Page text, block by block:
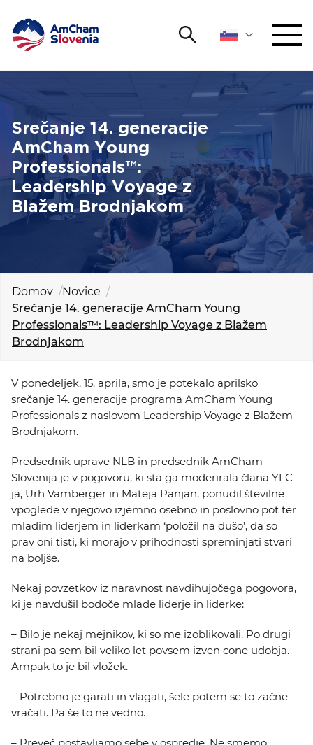
Išči
ZAGOVORNIŠTVO
AmChamYOUNG Open
MEDNARODNO SODELOVANJE
O NAS
KOLEDAR DOGODKOV
KONTAKT
Želimo postati član
Iskalni niz
Išči
Srečanje 14. generacije
AmCham Young
Professionals™:
Leadership Voyage z
Blažem Brodnjakom
Domov
Novice
Srečanje 14. generacije AmCham Young
Professionals™: Leadership Voyage z Blažem
Brodnjakom
V ponedeljek, 15. aprila, smo je potekalo aprilsko
srečanje 14. generacije programa AmCham Young
Professionals z naslovom Leadership Voyage z Blažem
Brodnjakom.
Predsednik uprave NLB in predsednik AmCham
Slovenija je v pogovoru, ki sta ga moderirala člana YLC-
ja, Urh Vamberger in Mateja Panjan, ponudil številne
vpoglede v njegovo izjemno osebno in poslovno pot ter
mladim liderjem in liderkam ‘položil na dušo’, da so
prav oni tisti, ki morajo v prihodnosti spreminjati stvari
na boljše.
Nekaj povzetkov iz naravnost navdihujočega pogovora,
ki je navdušil bodoče mlade liderje in liderke:
– Bilo je nekaj mejnikov, ki so me izoblikovali. Po drugi
strani pa sem bil veliko let povsem izven cone udobja.
Ampak to je bil vložek.
– Potrebno je garati in vlagati, šele potem se to začne
vračati. Pa še to ne vedno.